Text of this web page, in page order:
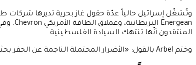
Energean البريطانية، وعملاق الطاقة الأمريكي Chevron. وفي العام الماضي،
المنتقدون أنّها تنتهك السيادة الفلسطينية.
وختم Arbel بالقول: «الأضرار المحتملة الناجمة عن الحفر بحثاً عن الغاز بالغة الخطورة لدرجة أنّه حتى لو كان احتمال وقوع كارثة صغيراً نسبياً، فإنّ المخاطرة لا تستحق».